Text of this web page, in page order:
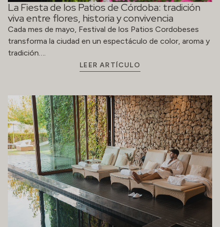
La Fiesta de los Patios de Córdoba: tradición
viva entre flores, historia y convivencia
Cada mes de mayo, Festival de los Patios Cordobeses
transforma la ciudad en un espectáculo de color, aroma y
tradición….
LEER ARTÍCULO